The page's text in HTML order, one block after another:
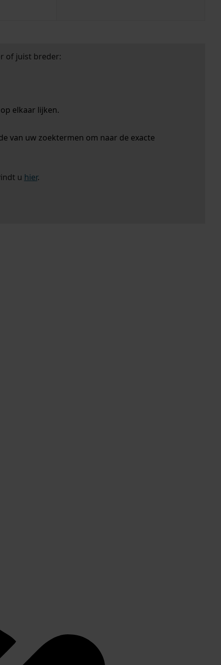
of juist breder:
elkaar lijken.
van uw zoektermen om naar de exacte
u hier.